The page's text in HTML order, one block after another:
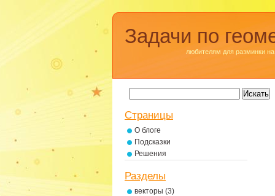
Задачи по
любителям для разминки на
Страницы
О блоге
Подсказки
Решения
Разделы
векторы (3)